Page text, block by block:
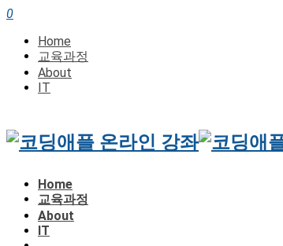
0
Home
교육과정
About
IT
Home
교육과정
About
IT